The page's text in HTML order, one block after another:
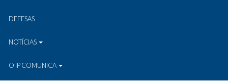
DEFESAS
NOTÍCIAS
O IP COMUNICA